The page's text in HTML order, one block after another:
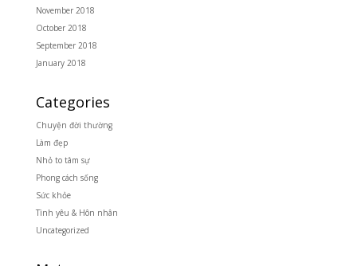
November 2018
October 2018
September 2018
January 2018
Categories
Chuyện đời thường
Làm đẹp
Nhỏ to tâm sự
Phong cách sống
Sức khỏe
Tình yêu & Hôn nhân
Uncategorized